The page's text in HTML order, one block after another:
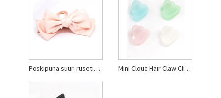
Poskipuna suuri rusetin kynsipidike Mini Cloud Hair Claw Clip 4 -pakkaus